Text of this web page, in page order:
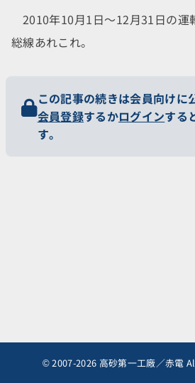
2010年10月1日～12月31日の運
総線あれこれ。
この記事の続きは会員向けに
会員登録するかログインする
す。
© 2007-2026 高砂第一工廠／赤電